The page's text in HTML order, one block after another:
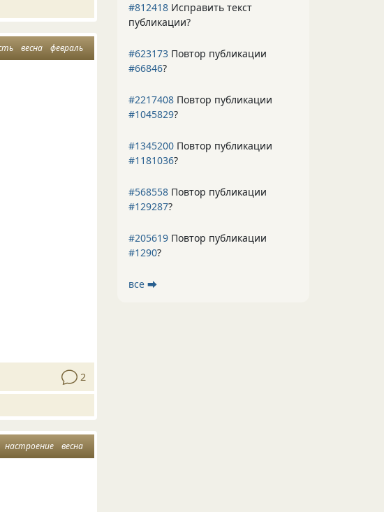
весна февраль
2
настроение весна
#812418 Исправить текст
публикации?
#623173 Повтор публикации
#66846?
#2217408 Повтор публикации
#1045829?
#1345200 Повтор публикации
#1181036?
#568558 Повтор публикации
#129287?
#205619 Повтор публикации
#1290?
все ⮕